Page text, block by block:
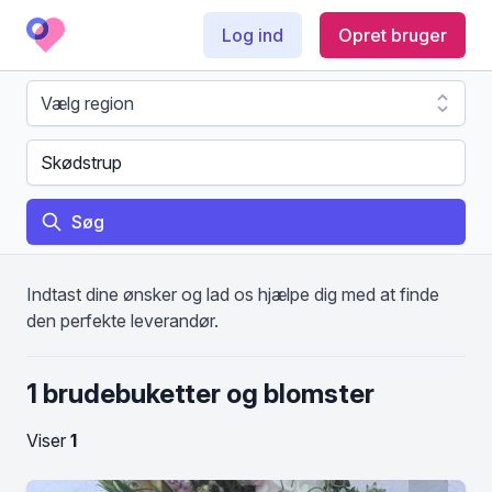
Log ind Opret bruger
Søg
Indtast dine ønsker og lad os hjælpe dig med at finde
den perfekte leverandør.
1 brudebuketter og blomster
Viser 1